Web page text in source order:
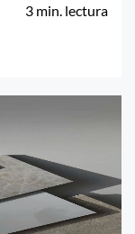
3 min. lectura